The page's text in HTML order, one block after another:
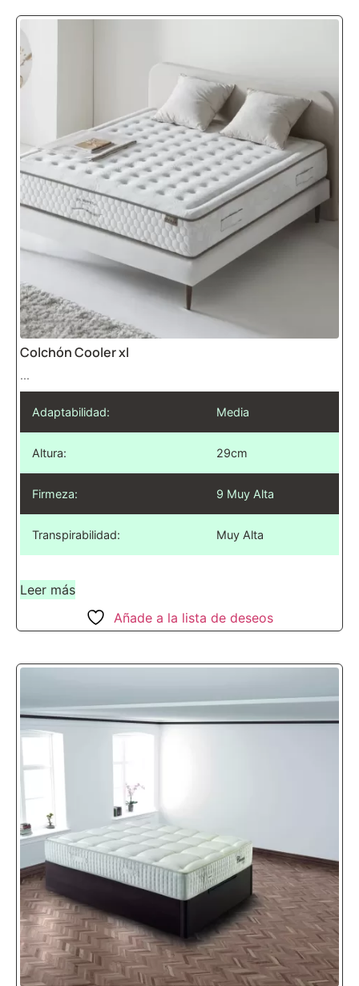
Colchón Cooler xl
...
Adaptabilidad: Media
Altura: 29cm
Firmeza: 9 Muy Alta
Transpirabilidad: Muy Alta
Leer más
Añade a la lista de deseos